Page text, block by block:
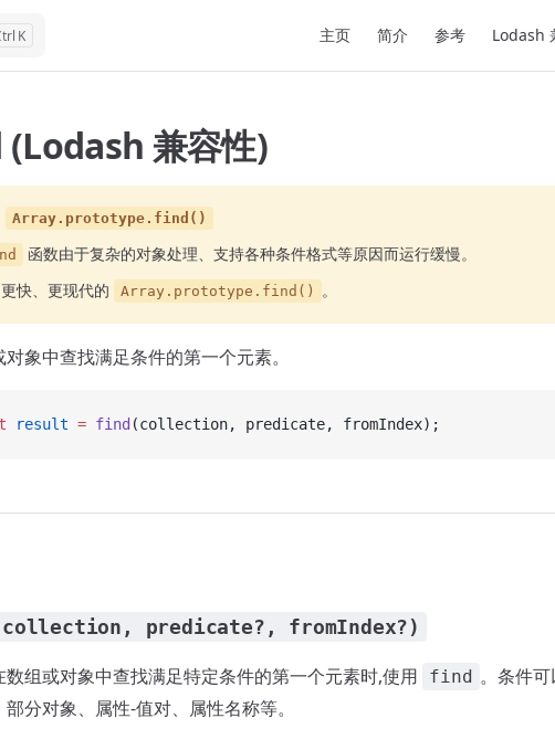
K 主页 简介 参考 Lodash
兼容性)
Array.prototype.find()
函数由于复杂的对象处理、支持各种条件格式等原因而运行缓慢。
快、更现代的
Array.prototype.find() 。
象中查找满足条件的第一个元素。
result = find (collection, predicate, fromIndex);
predicate?, fromIndex?)
数组或对象中查找满足特定条件的第一个元素时,使用 find 。条件
分对象、属性-值对、属性名称等。